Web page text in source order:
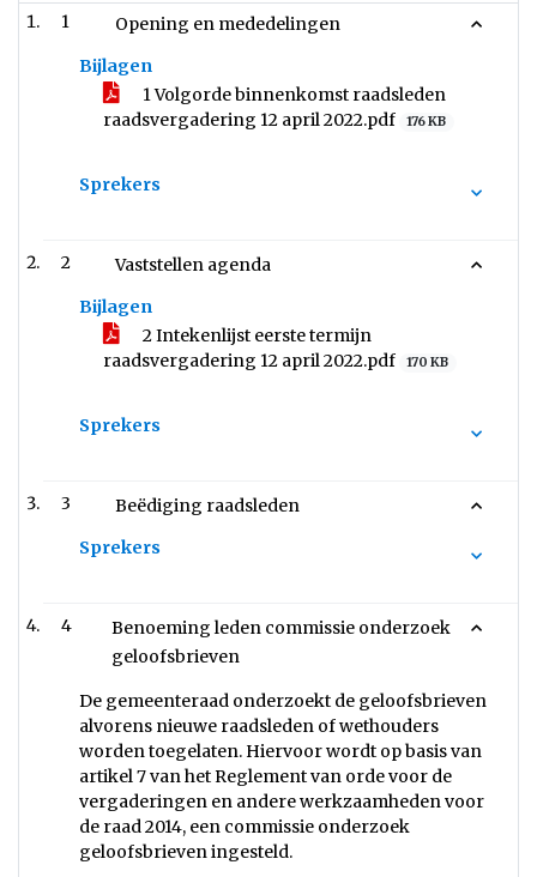
1
Opening en mededelingen
Bijlagen
1 Volgorde binnenkomst raadsleden
raadsvergadering 12 april 2022.pdf
176 KB
Sprekers
2
Vaststellen agenda
Bijlagen
2 Intekenlijst eerste termijn
raadsvergadering 12 april 2022.pdf
170 KB
Sprekers
3
Beëdiging raadsleden
Sprekers
4
Benoeming leden commissie onderzoek
geloofsbrieven
De gemeenteraad onderzoekt de geloofsbrieven
alvorens nieuwe raadsleden of wethouders
worden toegelaten. Hiervoor wordt op basis van
artikel 7 van het Reglement van orde voor de
vergaderingen en andere werkzaamheden voor
de raad 2014, een commissie onderzoek
geloofsbrieven ingesteld.